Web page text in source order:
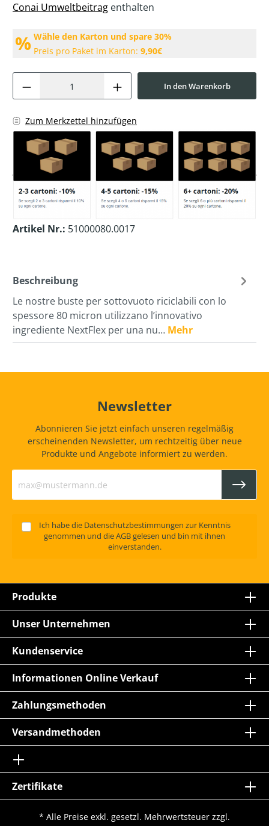
Conai Umweltbeitrag enthalten
% Wähle den Karton und spare 30%
Preis pro Paket im Karton: 9,90€
In den Warenkorb
Zum Merkzettel hinzufügen
Artikel Nr.: 51000080.0017
Beschreibung
Le nostre buste per sottovuoto riciclabili con lo
spessore 80 micron utilizzano l’innovativo
ingrediente NextFlex per una nu… Mehr
Newsletter
Abonnieren Sie jetzt einfach unseren regelmäßig
erscheinenden Newsletter, um rechtzeitig über neue
Produkte und Angebote informiert zu werden.
Ich habe die Datenschutzbestimmungen zur Kenntnis
genommen und dieAGBgelesen und bin mit ihnen
einverstanden.
Produkte
Unser Unternehmen
Kundenservice
Informationen Online Verkauf
Zahlungsmethoden
Versandmethoden
Zertifikate
* Alle Preise exkl. gesetzl. Mehrwertsteuer zzgl.